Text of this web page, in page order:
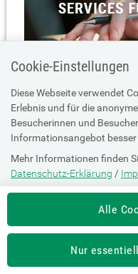
Cookie-Einstellungen
Diese Webseite verwendet
Erlebnis und für die
Besucherinnen und
Informationsangebot besser
Mehr Informationen finden
Datenschutz-Erklärung /
Die Einstellung können Sie
Alle
Nur